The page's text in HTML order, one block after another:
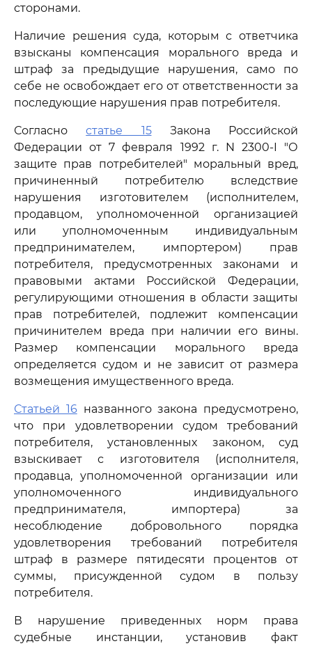
сторонами.
Наличие решения суда, которым с ответчика
взысканы компенсация морального вреда и
штраф за предыдущие нарушения, само по
себе не освобождает его от ответственности за
последующие нарушения прав потребителя.
Согласностатье 15Закона Российской
Федерации от 7 февраля 1992 г. N 2300-I "О
защите прав потребителей" моральный вред,
причиненный потребителю вследствие
нарушения изготовителем (исполнителем,
продавцом, уполномоченной организацией
или уполномоченным индивидуальным
предпринимателем, импортером) прав
потребителя, предусмотренных законами и
правовыми актами Российской Федерации,
регулирующими отношения в области защиты
прав потребителей, подлежит компенсации
причинителем вреда при наличии его вины.
Размер компенсации морального вреда
определяется судом и не зависит от размера
возмещения имущественного вреда.
Статьей 16названного закона предусмотрено,
что при удовлетворении судом требований
потребителя, установленных законом, суд
взыскивает с изготовителя (исполнителя,
продавца, уполномоченной организации или
уполномоченного индивидуального
предпринимателя, импортера) за
несоблюдение добровольного порядка
удовлетворения требований потребителя
штраф в размере пятидесяти процентов от
суммы, присужденной судом в пользу
потребителя.
В нарушение приведенных норм права
судебные инстанции, установив факт